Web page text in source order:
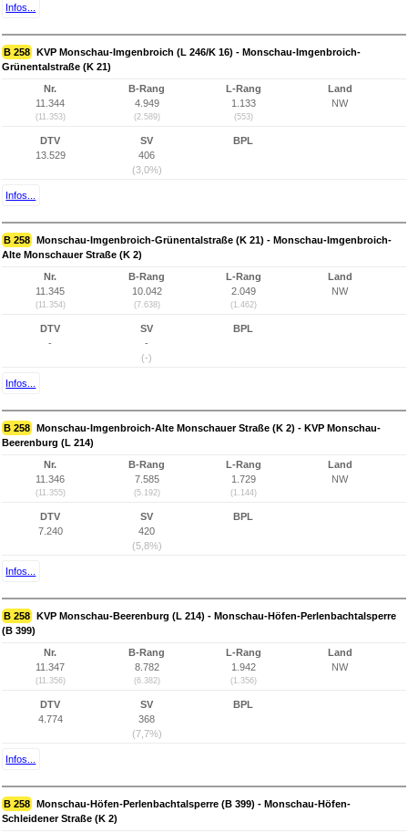
Infos...
B 258 KVP Monschau-Imgenbroich (L 246/K 16) - Monschau-Imgenbroich-
Grünentalstraße (K 21)
Nr.
11.344
(11.353)
B-Rang
4.949
(2.589)
L-Rang
1.133
(553)
Land
NW
DTV
13.529
SV
406
(3,0%)
BPL
Infos...
B 258 Monschau-Imgenbroich-Grünentalstraße (K 21) - Monschau-Imgenbroich-
Alte Monschauer Straße (K 2)
Nr.
11.345
(11.354)
B-Rang
10.042
(7.638)
L-Rang
2.049
(1.462)
Land
NW
DTV
-
SV
-
(-)
BPL
Infos...
B 258 Monschau-Imgenbroich-Alte Monschauer Straße (K 2) - KVP Monschau-
Beerenburg (L 214)
Nr.
11.346
(11.355)
B-Rang
7.585
(5.192)
L-Rang
1.729
(1.144)
Land
NW
DTV
7.240
SV
420
(5,8%)
BPL
Infos...
B 258 KVP Monschau-Beerenburg (L 214) - Monschau-Höfen-Perlenbachtalsperre
(B 399)
Nr.
11.347
(11.356)
B-Rang
8.782
(6.382)
L-Rang
1.942
(1.356)
Land
NW
DTV
4.774
SV
368
(7,7%)
BPL
Infos...
B 258 Monschau-Höfen-Perlenbachtalsperre (B 399) - Monschau-Höfen-
Schleidener Straße (K 2)